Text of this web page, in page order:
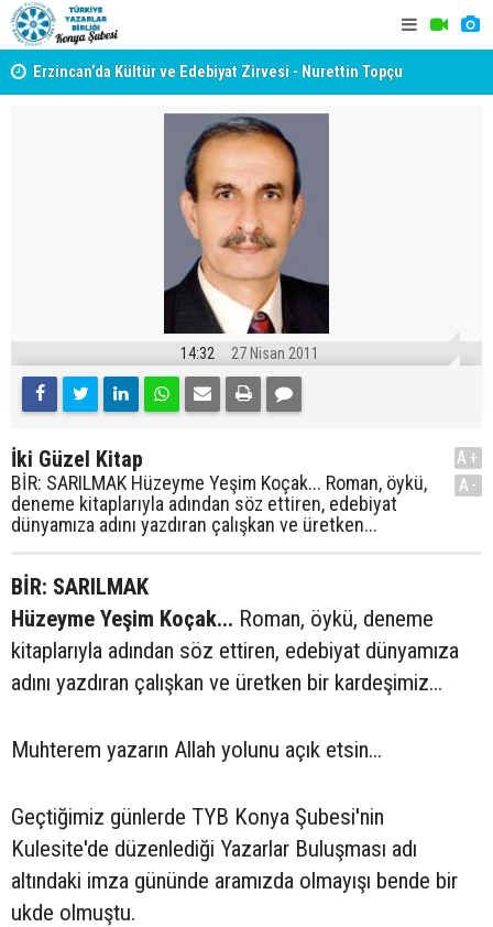
Erzincan’da Kültür ve Edebiyat Zirvesi - Nurettin Topçu
14:32 27 Nisan 2011
İki Güzel Kitap
BİR: SARILMAK Hüzeyme Yeşim Koçak... Roman, öykü,
deneme kitaplarıyla adından söz ettiren, edebiyat
dünyamıza adını yazdıran çalışkan ve üretken...
A+
A-
BİR: SARILMAK
Hüzeyme Yeşim Koçak... Roman, öykü, deneme
kitaplarıyla adından söz ettiren, edebiyat dünyamıza
adını yazdıran çalışkan ve üretken bir kardeşimiz...
Muhterem yazarın Allah yolunu açık etsin...
Geçtiğimiz günlerde TYB Konya Şubesi'nin
Kulesite'de düzenlediği Yazarlar Buluşması adı
altındaki imza gününde aramızda olmayışı bende bir
ukde olmuştu.